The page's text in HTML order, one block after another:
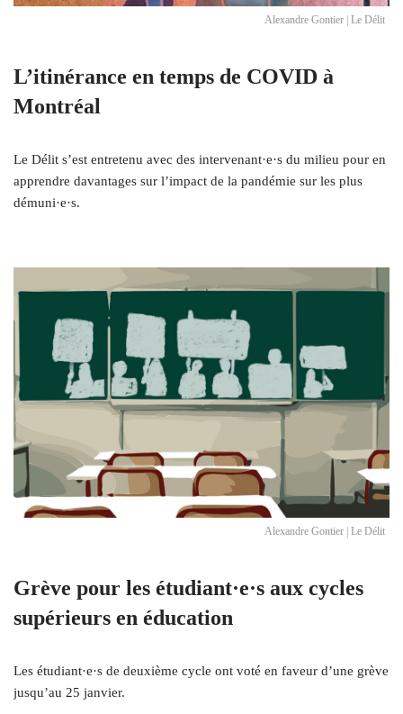
Alexandre Gontier | Le Délit
L’itinérance en temps de COVID à
Montréal
Le Délit s’est entretenu avec des intervenant·e·s du milieu pour en
apprendre davantages sur l’impact de la pandémie sur les plus
démuni·e·s.
Alexandre Gontier | Le Délit
Grève pour les étudiant·e·s aux cycles
supérieurs en éducation
Les étudiant·e·s de deuxième cycle ont voté en faveur d’une grève
jusqu’au 25 janvier.